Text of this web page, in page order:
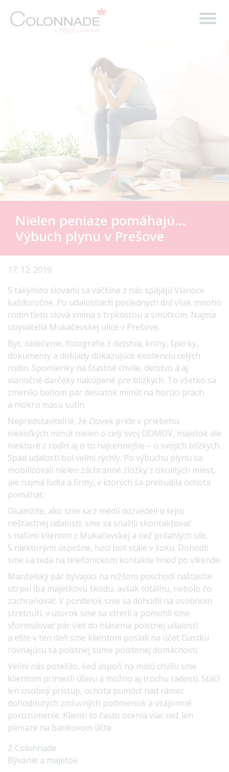
Nielen peniaze pomáhajú…
Výbuch plynu v Prešove
17. 12. 2019
S takýmito slovami sa väčšine z nás spájajú Vianoce
každoročne. Po udalostiach posledných dní však mnoho
rodín tieto slová vníma s trpkosťou a smútkom. Najmä
obyvatelia Mukačevskej ulice v Prešove.
Byt, oblečenie, fotografie z detstva, knihy, šperky,
dokumenty a doklady dokazujúce existenciu celých
rodín. Spomienky na šťastné chvíle, detstvo a aj
vianočné darčeky nakúpené pre blízkych. To všetko sa
zmenilo behom pár desiatok minút na horúci prach
a mokrú masu sutín.
Nepredstaviteľné, že človek príde v priebehu
niekoľkých minút nielen o celý svoj DOMOV, majetok ale
niektoré z rodín aj o to najcennejšie – o svojich blízkych.
Spád udalostí bol veľmi rýchly. Po výbuchu plynu sa
mobilizovali nielen záchranné zložky z okolitých miest,
ale najmä ľudia a firmy, v ktorých sa prebudila ochota
pomáhať.
Okamžite, ako sme sa z médií dozvedeli o tejto
nešťastnej udalosti, sme sa snažili skontaktovať
s našimi klientmi z Mukačevskej a tiež priľahlých ulíc.
S niektorými úspešne, hoci boli stále v šoku. Dohodli
sme sa teda na telefonickom kontakte hneď po víkende.
Manželský pár bývajúci na nižšom poschodí našťastie
utrpel iba majetkovú škodu, avšak totálnu, nebolo čo
zachraňovať. V pondelok sme sa dohodli na osobnom
stretnutí, v utorok sme sa stretli a pomohli sme
sformulovať pár viet do hlásenia poistnej udalosti
a ešte v ten deň sme klientom poslali na účet čiastku
rovnajúcu sa poistnej sume poistenej domácnosti.
Veľmi nás potešilo, keď aspoň na malú chvíľu sme
klientom priniesli úľavu a možno aj trochu radosti. Stačí
len osobný prístup, ochota pomôcť nad rámec
dohodnutých zmluvných podmienok a vzájomné
porozumenie. Klienti to často ocenia viac než len
peniaze na bankovom účte.
Z Colonnade
Bývanie a majetok